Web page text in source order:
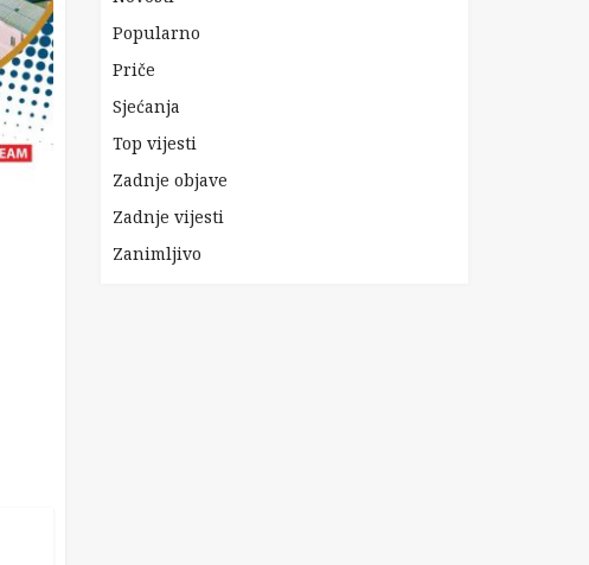
Popularno
Priče
Sjećanja
Top vijesti
Zadnje objave
Zadnje vijesti
Zanimljivo